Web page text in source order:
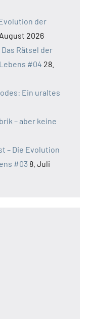
der
2026
Rätsel der
#04 28.
Ein uraltes
– aber keine
– Die Evolution
#03 8. Juli